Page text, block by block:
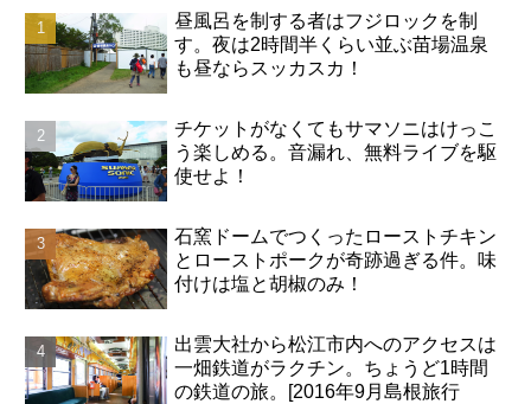
昼風呂を制する者はフジロックを制
す。夜は2時間半くらい並ぶ苗場温泉
も昼ならスッカスカ！
チケットがなくてもサマソニはけっこ
う楽しめる。音漏れ、無料ライブを駆
使せよ！
石窯ドームでつくったローストチキン
とローストポークが奇跡過ぎる件。味
付けは塩と胡椒のみ！
出雲大社から松江市内へのアクセスは
一畑鉄道がラクチン。ちょうど1時間
の鉄道の旅。[2016年9月島根旅行